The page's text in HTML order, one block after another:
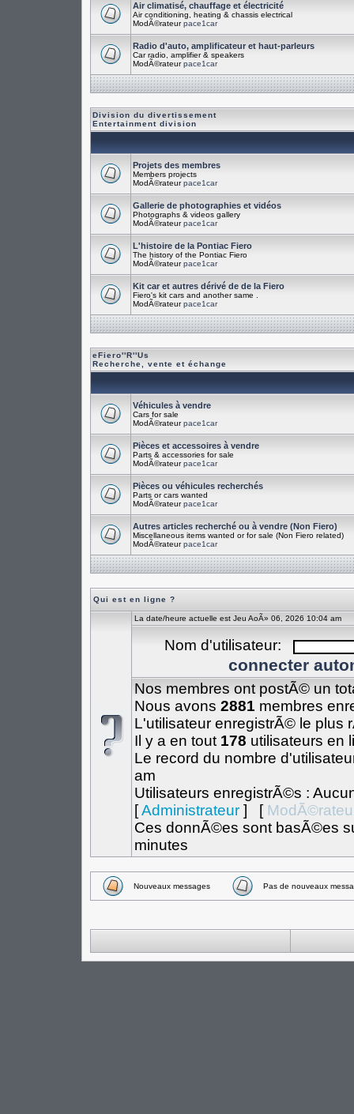
Air climatisé, chauffage et électricité
Air conditioning, heating & chassis electrical
ModÃ©rateurpace1car
Radio d'auto, amplificateur et haut-parleurs
Car radio, amplifier & speakers
ModÃ©rateurpace1car
Division du divertissement
Entertainment division
Projets des membres
Members projects
ModÃ©rateurpace1car
Gallerie de photographies et vidéos
Photographs & videos gallery
ModÃ©rateurpace1car
L'histoire de la Pontiac Fiero
The history of the Pontiac Fiero
ModÃ©rateurpace1car
Kit car et autres dérivé de de la Fiero
Fiero's kit cars and another same .
ModÃ©rateurpace1car
eFiero''R''Us
Recherche, vente et échange
Véhicules à vendre
Cars for sale
ModÃ©rateurpace1car
Pièces et accessoires à vendre
Parts & accessories for sale
ModÃ©rateurpace1car
Pièces ou véhicules recherchés
Parts or cars wanted
ModÃ©rateurpace1car
Autres articles recherché ou à vendre (Non Fiero)
Miscellaneous items wanted or for sale (Non Fiero related)
ModÃ©rateurpace1car
Qui est en ligne ?
La date/heure actuelle est Jeu AoÃ» 06, 2026 10:04 am
Nom d'utilisateur:
connecter
Nos membres ont postÃ© un
Nous avons 2881 membres
L'utilisateur enregistrÃ© le plus
Il y a en tout 178 utilisateurs en
Le record du nombre
am
Utilisateurs enregistrÃ©s :
[Administrateur] [
Ces donnÃ©es sont basÃ©es
minutes
Nouveaux messages Pas de nouveaux